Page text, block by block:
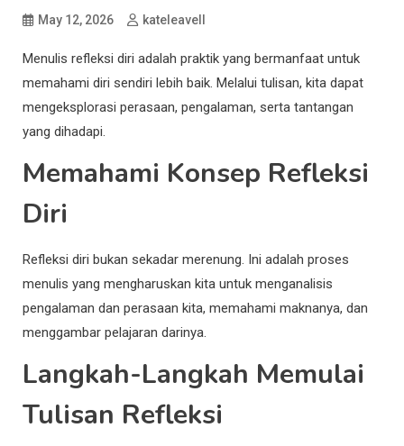
May 12, 2026 kateleavell
Menulis refleksi diri adalah praktik yang bermanfaat untuk
memahami diri sendiri lebih baik. Melalui tulisan, kita dapat
mengeksplorasi perasaan, pengalaman, serta tantangan
yang dihadapi.
Memahami Konsep Refleksi
Diri
Refleksi diri bukan sekadar merenung. Ini adalah proses
menulis yang mengharuskan kita untuk menganalisis
pengalaman dan perasaan kita, memahami maknanya, dan
menggambar pelajaran darinya.
Langkah-Langkah Memulai
Tulisan Refleksi